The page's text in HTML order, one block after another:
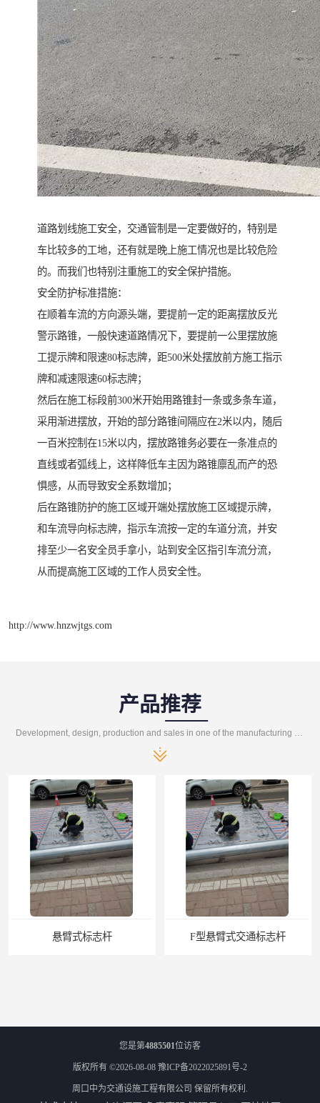
道路划线施工安全，交通管制是一定要做好的，特别是
车比较多的工地，还有就是晚上施工情况也是比较危险
的。而我们也特别注重施工的安全保护措施。
安全防护标准措施：
在顺着车流的方向源头端，要提前一定的距离摆放反光
警示路锥，一般快速道路情况下，要提前一公里摆放施
工提示牌和限速80标志牌，距500米处摆放前方施工指示
牌和减速限速60标志牌；
然后在施工标段前300米开始用路锥封一条或多条车道，
采用渐进摆放，开始的部分路锥间隔应在2米以内，随后
一百米控制在15米以内，摆放路锥务必要在一条准点的
直线或者弧线上，这样降低车主因为路锥廪乱而产的恐
惧感，从而导致安全系数增加；
后在路锥防护的施工区域开端处摆放施工区域提示牌，
和车流导向标志牌，指示车流按一定的车道分流，并安
排至少一名安全员手拿小，站到安全区指引车流分流，
从而提高施工区域的工作人员安全性。
http://www.hnzwjtgs.com
产品推荐
悬臂式标志杆 F型悬臂式交通标志杆
您是第4885501位访客
版权所有 ©2026-08-08 豫ICP备2022025891号-2
周口中为交通设施工程有限公司 保留所有权利.